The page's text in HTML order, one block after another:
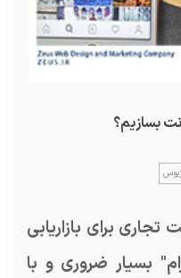
بسازیم؟
برای بازاریابی
بسیار ضروری و با